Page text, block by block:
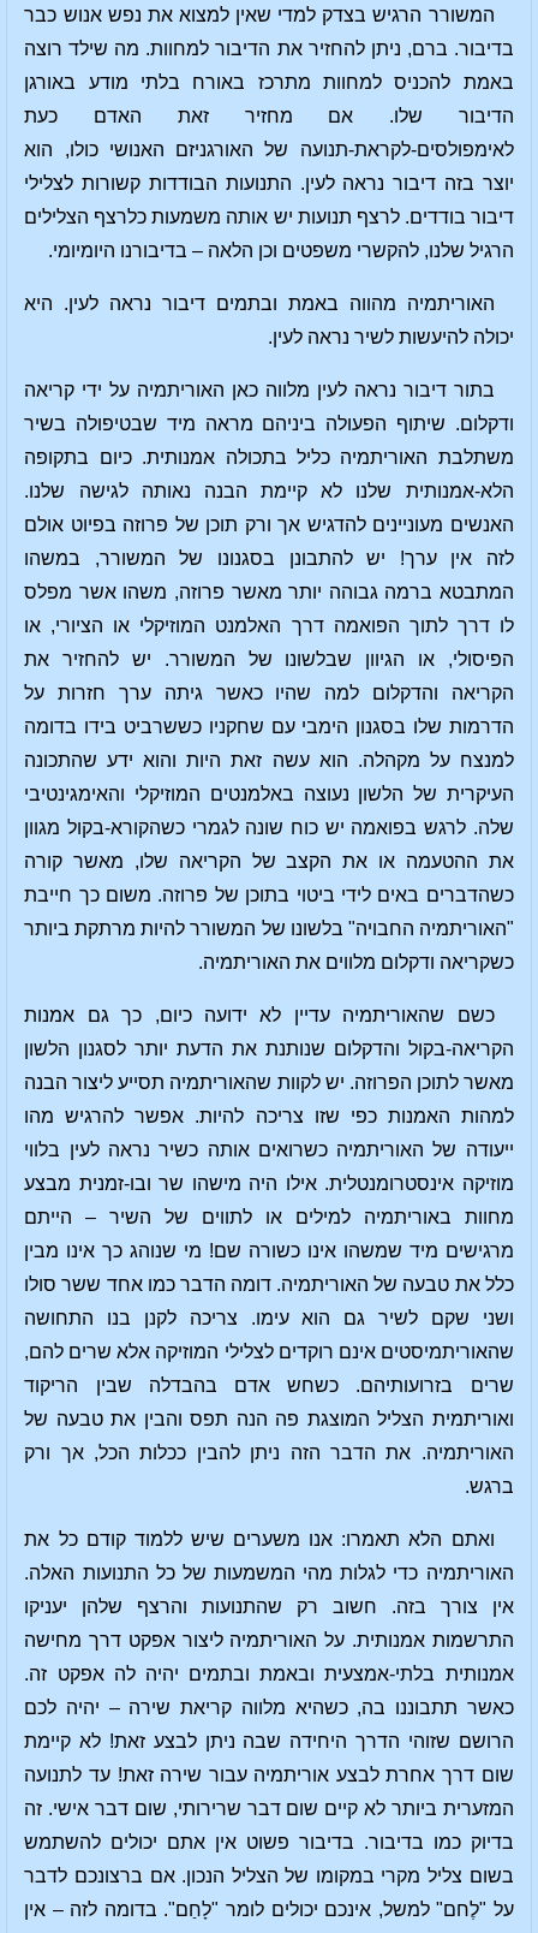
המשורר הרגיש בצדק למדי שאין למצוא את נפש אנוש כבר
בדיבור. ברם, ניתן להחזיר את הדיבור למחוות. מה שילד רוצה
באמת להכניס למחוות מתרכז באורח בלתי מודע באורגן
הדיבור שלו. אם מחזיר זאת האדם כעת
לאימפולסים-לקראת-תנועה של האורגניזם האנושי כולו, הוא
יוצר בזה דיבור נראה לעין. התנועות הבודדות קשורות לצלילי
דיבור בודדים. לרצף תנועות יש אותה משמעות כלרצף הצלילים
הרגיל שלנו, להקשרי משפטים וכן הלאה – בדיבורנו היומיומי.
האוריתמיה מהווה באמת ובתמים דיבור נראה לעין. היא
יכולה להיעשות לשיר נראה לעין.
בתור דיבור נראה לעין מלווה כאן האוריתמיה על ידי קריאה
ודקלום. שיתוף הפעולה ביניהם מראה מיד שבטיפולה בשיר
משתלבת האוריתמיה כליל בתכולה אמנותית. כיום בתקופה
הלא-אמנותית שלנו לא קיימת הבנה נאותה לגישה שלנו.
האנשים מעוניינים להדגיש אך ורק תוכן של פרוזה בפיוט אולם
לזה אין ערך! יש להתבונן בסגנונו של המשורר, במשהו
המתבטא ברמה גבוהה יותר מאשר פרוזה, משהו אשר מפלס
לו דרך לתוך הפואמה דרך האלמנט המוזיקלי או הציורי, או
הפיסולי, או הגיוון שבלשונו של המשורר. יש להחזיר את
הקריאה והדקלום למה שהיו כאשר גיתה ערך חזרות על
הדרמות שלו בסגנון הימבי עם שחקניו כששרביט בידו בדומה
למנצח על מקהלה. הוא עשה זאת היות והוא ידע שהתכונה
העיקרית של הלשון נעוצה באלמנטים המוזיקלי והאימגינטיבי
שלה. לרגש בפואמה יש כוח שונה לגמרי כשהקורא-בקול מגוון
את ההטעמה או את הקצב של הקריאה שלו, מאשר קורה
כשהדברים באים לידי ביטוי בתוכן של פרוזה. משום כך חייבת
"האוריתמיה החבויה" בלשונו של המשורר להיות מרתקת ביותר
כשקריאה ודקלום מלווים את האוריתמיה.
כשם שהאוריתמיה עדיין לא ידועה כיום, כך גם אמנות
הקריאה-בקול והדקלום שנותנת את הדעת יותר לסגנון הלשון
מאשר לתוכן הפרוזה. יש לקוות שהאוריתמיה תסייע ליצור הבנה
למהות האמנות כפי שזו צריכה להיות. אפשר להרגיש מהו
ייעודה של האוריתמיה כשרואים אותה כשיר נראה לעין בלווי
מוזיקה אינסטרומנטלית. אילו היה מישהו שר ובו-זמנית מבצע
מחוות באוריתמיה למילים או לתווים של השיר – הייתם
מרגישים מיד שמשהו אינו כשורה שם! מי שנוהג כך אינו מבין
כלל את טבעה של האוריתמיה. דומה הדבר כמו אחד ששר סולו
ושני שקם לשיר גם הוא עימו. צריכה לקנן בנו התחושה
שהאוריתמיסטים אינם רוקדים לצלילי המוזיקה אלא שרים להם,
שרים בזרועותיהם. כשחש אדם בהבדלה שבין הריקוד
ואוריתמית הצליל המוצגת פה הנה תפס והבין את טבעה של
האוריתמיה. את הדבר הזה ניתן להבין ככלות הכל, אך ורק
ברגש.
ואתם הלא תאמרו: אנו משערים שיש ללמוד קודם כל את
האוריתמיה כדי לגלות מהי המשמעות של כל התנועות האלה.
אין צורך בזה. חשוב רק שהתנועות והרצף שלהן יעניקו
התרשמות אמנותית. על האוריתמיה ליצור אפקט דרך מחישה
אמנותית בלתי-אמצעית ובאמת ובתמים יהיה לה אפקט זה.
כאשר תתבוננו בה, כשהיא מלווה קריאת שירה – יהיה לכם
הרושם שזוהי הדרך היחידה שבה ניתן לבצע זאת! לא קיימת
שום דרך אחרת לבצע אוריתמיה עבור שירה זאת! עד לתנועה
המזערית ביותר לא קיים שום דבר שרירותי, שום דבר אישי. זה
בדיוק כמו בדיבור. בדיבור פשוט אין אתם יכולים להשתמש
בשום צליל מקרי במקומו של הצליל הנכון. אם ברצונכם לדבר
על "לֶחם" למשל, אינכם יכולים לומר "לָחַם". בדומה לזה – אין